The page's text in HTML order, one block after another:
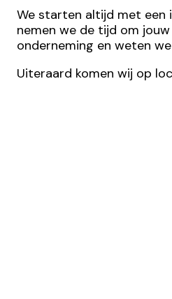
We starten altijd met een
nemen we de tijd om
onderneming en weten
Uiteraard komen wij op